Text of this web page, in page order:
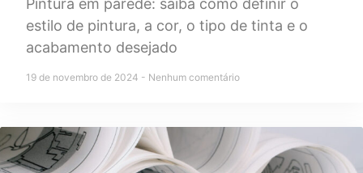
estilo de pintura, a cor, o tipo de tinta e o
acabamento desejado
19 de novembro de 2024 Nenhum comentário